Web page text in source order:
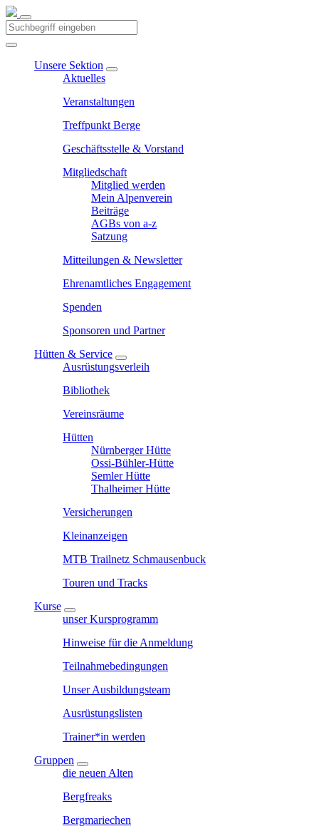
Unsere Sektion
Aktuelles
Veranstaltungen
Treffpunkt Berge
Geschäftsstelle & Vorstand
Mitgliedschaft
Mitglied werden
Mein Alpenverein
Beiträge
AGBs von a-z
Satzung
Mitteilungen & Newsletter
Ehrenamtliches Engagement
Spenden
Sponsoren und Partner
Hütten & Service
Ausrüstungsverleih
Bibliothek
Vereinsräume
Hütten
Nürnberger Hütte
Ossi-Bühler-Hütte
Semler Hütte
Thalheimer Hütte
Versicherungen
Kleinanzeigen
MTB Trailnetz Schmausenbuck
Touren und Tracks
Kurse
unser Kursprogramm
Hinweise für die Anmeldung
Teilnahmebedingungen
Unser Ausbildungsteam
Ausrüstungslisten
Trainer*in werden
Gruppen
die neuen Alten
Bergfreaks
Bergmariechen